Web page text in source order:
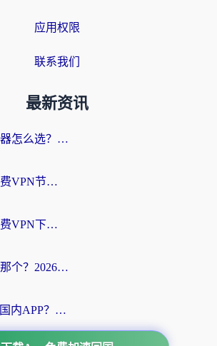
应用权限
联系我们
最新资讯
国外翻回国内的加速器怎么选？海外党亲测实用指南，告别地域限制
海外党避坑指南：免费VPN节点真的靠谱吗？教你选对回国加速器无缝访问国内资源
海外党必看：电脑免费VPN下载指南+回国加速器选择全攻略，告别地区限制
归雁加速器改成什么那个？2026海外党回国加速全攻略：告别地区限制，轻松刷剧玩游戏
海外MacBook连不上国内APP？选对回国VPN，告别地区限制的烦恼